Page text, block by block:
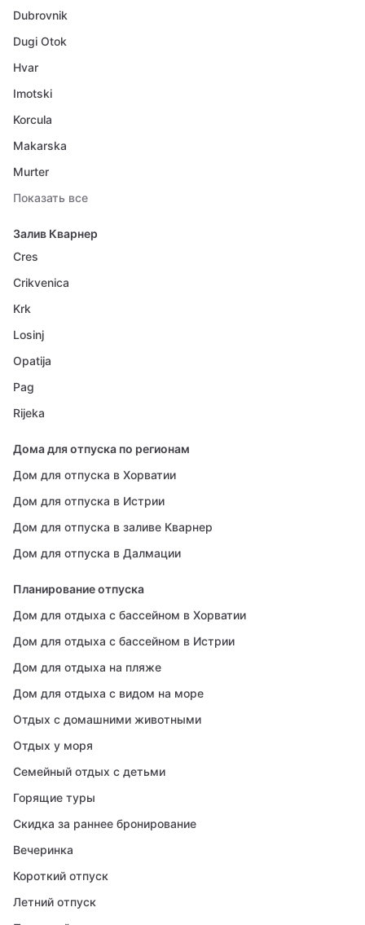
Dubrovnik
Dugi Otok
Hvar
Imotski
Korcula
Makarska
Murter
Показать все
Залив Кварнер
Cres
Crikvenica
Krk
Losinj
Opatija
Pag
Rijeka
Дома для отпуска по регионам
Дом для отпуска в Хорватии
Дом для отпуска в Истрии
Дом для отпуска в заливе Кварнер
Дом для отпуска в Далмации
Планирование отпуска
Дом для отдыха с бассейном в Хорватии
Дом для отдыха с бассейном в Истрии
Дом для отдыха на пляже
Дом для отдыха с видом на море
Отдых с домашними животными
Отдых у моря
Семейный отдых с детьми
Горящие туры
Скидка за раннее бронирование
Вечеринка
Короткий отпуск
Летний отпуск